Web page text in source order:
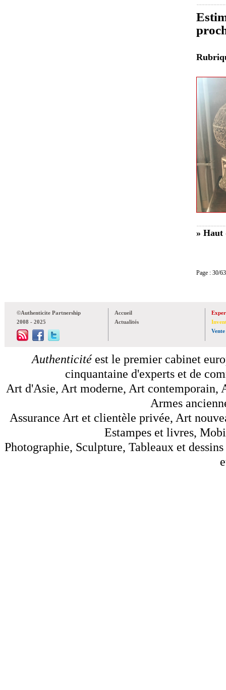
» Haut
Page :
©Authenticite Partnership
2008 - 2025
Accueil
Actualités
Vente
Authenticitéest le premier cabinet
cinquantaine d'experts et de
Art d'Asie, Art moderne, Art contemporain,
Armes
Assurance Art et clientèle privée, Art
Estampes et livres,
Photographie, Sculpture, Tableaux et